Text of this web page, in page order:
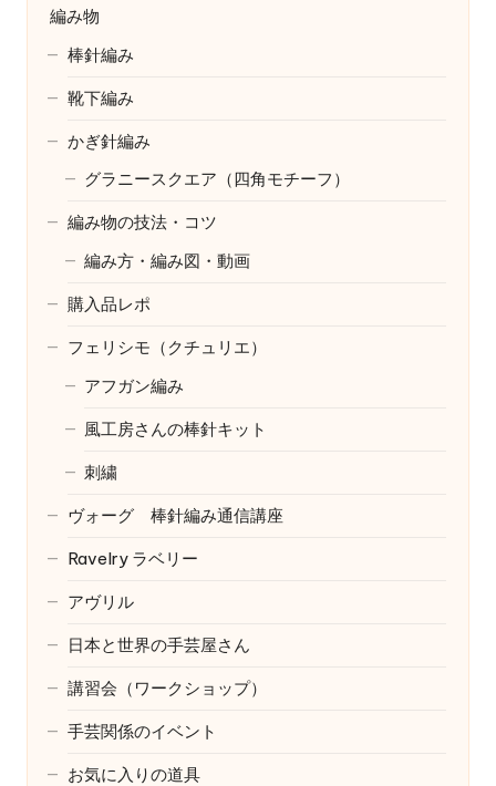
編み物
棒針編み
靴下編み
かぎ針編み
グラニースクエア（四角モチーフ）
編み物の技法・コツ
編み方・編み図・動画
購入品レポ
フェリシモ（クチュリエ）
アフガン編み
風工房さんの棒針キット
刺繍
ヴォーグ 棒針編み通信講座
Ravelry ラベリー
アヴリル
日本と世界の手芸屋さん
講習会（ワークショップ）
手芸関係のイベント
お気に入りの道具